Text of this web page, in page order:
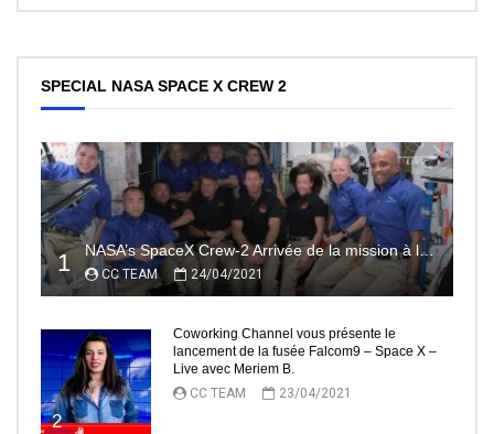
SPECIAL NASA SPACE X CREW 2
1 NASA’s SpaceX Crew-2 Arrivée de la mission à la Station Spatiale Internationale Partie2
CC TEAM 24/04/2021
2
Coworking Channel vous présente le
lancement de la fusée Falcom9 – Space X –
Live avec Meriem B.
CC TEAM
23/04/2021